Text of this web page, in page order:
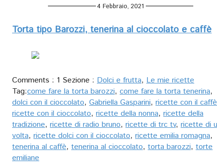
4 Febbraio, 2021
Torta tipo Barozzi, tenerina al cioccolato e caffè
Comments : 1 Sezione : Dolci e frutta, Le mie ricette
Tag:come fare la torta barozzi, come fare la torta tenerina,
dolci con il cioccolato, Gabriella Gasparini, ricette con il caffè
ricette con il cioccolato, ricette della nonna, ricette della
tradizione, ricette di radio bruno, ricette di trc tv, ricette di
volta, ricette dolci con il cioccolato, ricette emilia romagna,
tenerina al caffè, tenerina al cioccolato, torta barozzi, torte
emiliane